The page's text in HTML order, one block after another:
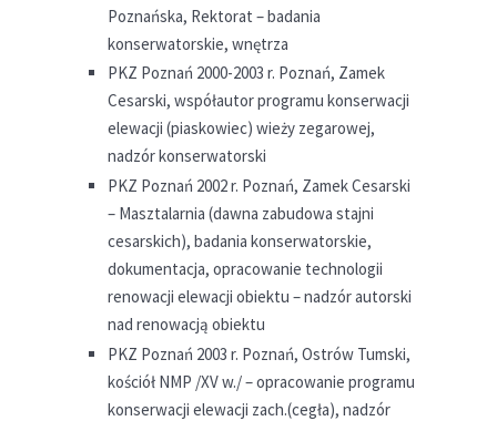
Poznańska, Rektorat – badania
konserwatorskie, wnętrza
PKZ Poznań 2000-2003 r. Poznań, Zamek
Cesarski, współautor programu konserwacji
elewacji (piaskowiec) wieży zegarowej,
nadzór konserwatorski
PKZ Poznań 2002 r. Poznań, Zamek Cesarski
– Masztalarnia (dawna zabudowa stajni
cesarskich), badania konserwatorskie,
dokumentacja, opracowanie technologii
renowacji elewacji obiektu – nadzór autorski
nad renowacją obiektu
PKZ Poznań 2003 r. Poznań, Ostrów Tumski,
kościół NMP /XV w./ – opracowanie programu
konserwacji elewacji zach.(cegła), nadzór